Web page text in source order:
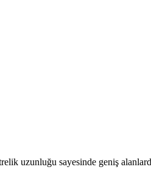
uzunluğu sayesinde geniş